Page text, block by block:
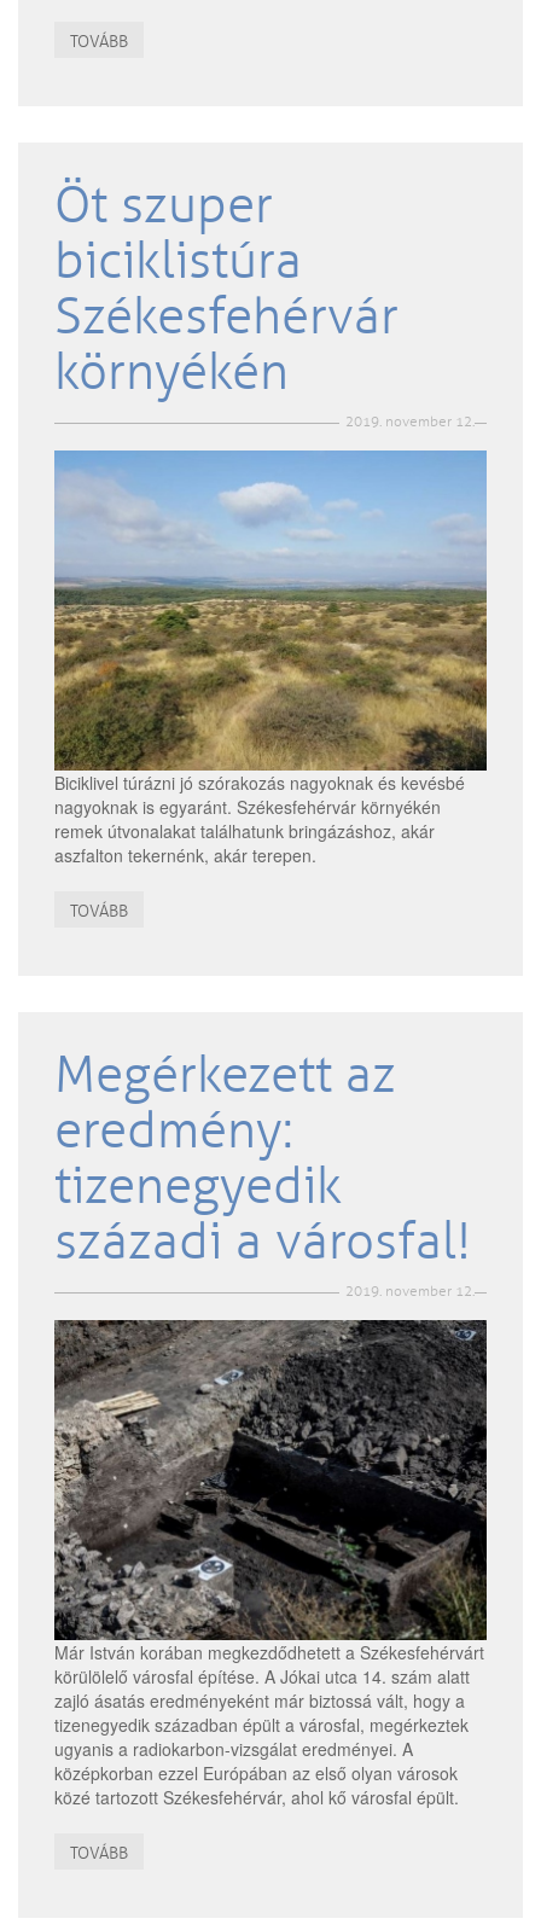
TOVÁBB
Öt szuper
biciklistúra
Székesfehérvár
környékén
2019. november 12.
Biciklivel túrázni jó szórakozás nagyoknak és kevésbé
nagyoknak is egyaránt. Székesfehérvár környékén
remek útvonalakat találhatunk bringázáshoz, akár
aszfalton tekernénk, akár terepen.
TOVÁBB
Megérkezett az
eredmény:
tizenegyedik
századi a városfal!
2019. november 12.
Már István korában megkezdődhetett a Székesfehérvárt
körülölelő városfal építése. A Jókai utca 14. szám alatt
zajló ásatás eredményeként már biztossá vált, hogy a
tizenegyedik században épült a városfal, megérkeztek
ugyanis a radiokarbon-vizsgálat eredményei. A
középkorban ezzel Európában az első olyan városok
közé tartozott Székesfehérvár, ahol kő városfal épült.
TOVÁBB